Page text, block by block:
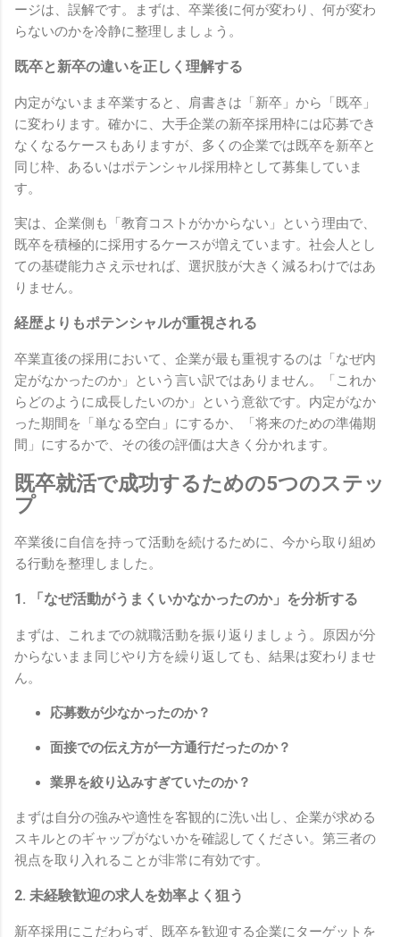
ージは、誤解です。まずは、卒業後に何が変わり、何が変わ
らないのかを冷静に整理しましょう。
既卒と新卒の違いを正しく理解する
内定がないまま卒業すると、肩書きは「新卒」から「既卒」
に変わります。確かに、大手企業の新卒採用枠には応募でき
なくなるケースもありますが、多くの企業では既卒を新卒と
同じ枠、あるいはポテンシャル採用枠として募集していま
す。
実は、企業側も「教育コストがかからない」という理由で、
既卒を積極的に採用するケースが増えています。社会人とし
ての基礎能力さえ示せれば、選択肢が大きく減るわけではあ
りません。
経歴よりもポテンシャルが重視される
卒業直後の採用において、企業が最も重視するのは「なぜ内
定がなかったのか」という言い訳ではありません。「これか
らどのように成長したいのか」という意欲です。内定がなか
った期間を「単なる空白」にするか、「将来のための準備期
間」にするかで、その後の評価は大きく分かれます。
既卒就活で成功するための5つのステッ
プ
卒業後に自信を持って活動を続けるために、今から取り組め
る行動を整理しました。
1. 「なぜ活動がうまくいかなかったのか」を分析する
まずは、これまでの就職活動を振り返りましょう。原因が分
からないまま同じやり方を繰り返しても、結果は変わりませ
ん。
応募数が少なかったのか？
面接での伝え方が一方通行だったのか？
業界を絞り込みすぎていたのか？
まずは自分の強みや適性を客観的に洗い出し、企業が求める
スキルとのギャップがないかを確認してください。第三者の
視点を取り入れることが非常に有効です。
2. 未経験歓迎の求人を効率よく狙う
新卒採用にこだわらず、既卒を歓迎する企業にターゲットを